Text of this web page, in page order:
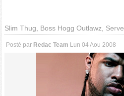
Slim Thug, Boss Hogg Outlawz, Serve
Posté par Redac Team Lun 04 Aou 2008